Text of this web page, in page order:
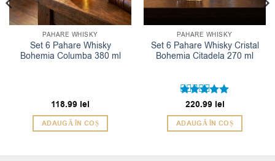
PAHARE WHISKY
Set 6 Pahare Whisky
Bohemia Columba 380 ml
118.99 lei
ADAUGĂ ÎN COȘ
PAHARE WHISKY
Set 6 Pahare Whisky Cristal
Bohemia Citadela 270 ml
Evaluat la
5din 5
220.99 lei
ADAUGĂ ÎN COȘ